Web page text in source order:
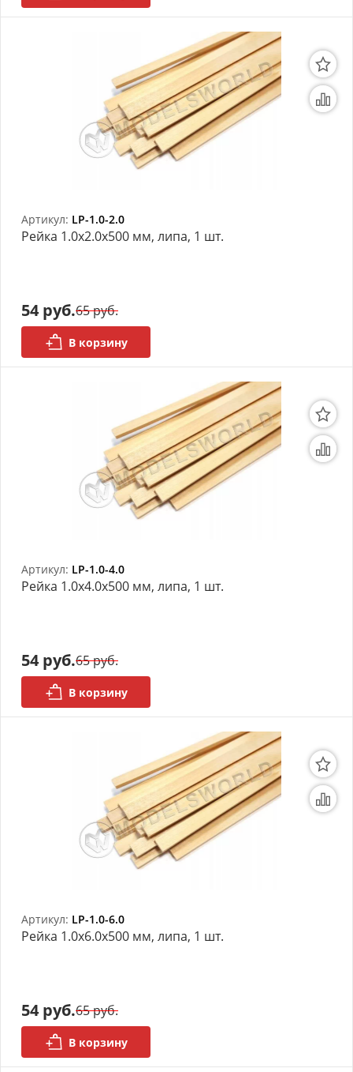
Артикул: LP-1.0-2.0
Рейка 1.0х2.0x500 мм, липа, 1 шт.
54 руб.65 руб.
В корзину
Артикул: LP-1.0-4.0
Рейка 1.0х4.0x500 мм, липа, 1 шт.
54 руб.65 руб.
В корзину
Артикул: LP-1.0-6.0
Рейка 1.0х6.0x500 мм, липа, 1 шт.
54 руб.65 руб.
В корзину